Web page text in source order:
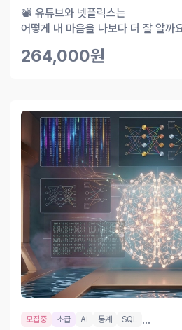
📽️ 유튜브와 넷플릭스는
어떻게 내 마음을 나보다 더 잘 알까
264,000원
모집중 초급 AI 통계 SQL ...